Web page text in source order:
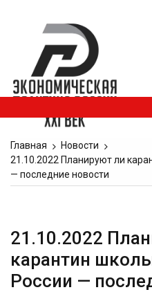
содержимому
век
Главная
Новости
21.10.2022 Планируют ли
— последние новости
21.10.2022
карантин
России —